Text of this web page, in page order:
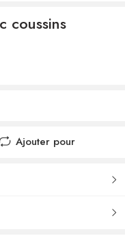
coussins
Ajouter pour